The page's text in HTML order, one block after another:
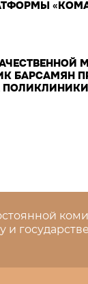
БАРСАМЯН
и